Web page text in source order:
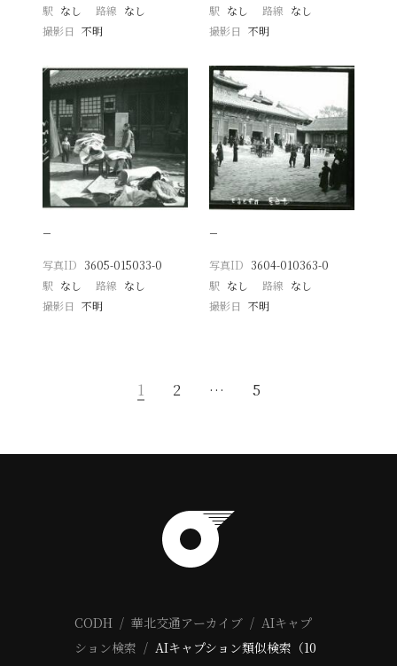
駅 なし 路線 なし
撮影日
不明
駅 なし 路線 なし
撮影日 不明
−
写真ID 3605-015033-0
駅 なし 路線 なし
撮影日
不明
−
写真ID 3604-010363-0
駅 なし 路線 なし
撮影日 不明
1 2 … 5
CODH 華北交通アーカイブ
AIキャプ
ション検索
AIキャプション類似検索（10